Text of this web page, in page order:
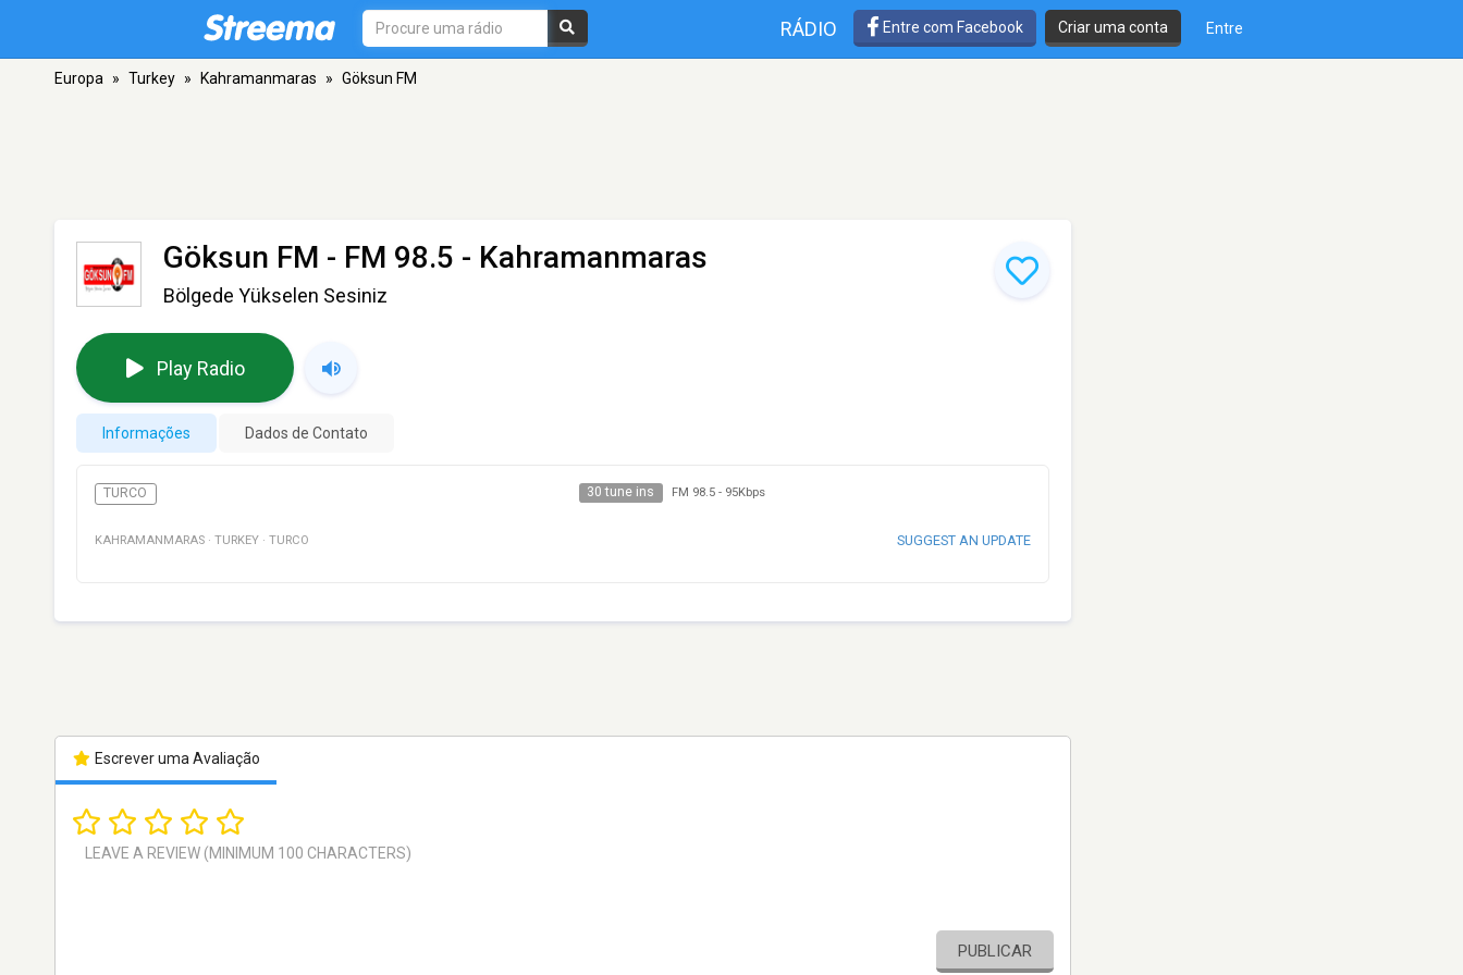
RÁDIO Entre com Facebook Criar uma conta Entre
Europa » Turkey » Kahramanmaras » Göksun FM
Göksun FM - FM 98.5 - Kahramanmaras
Bölgede Yükselen Sesiniz
Play Radio
Informações Dados de Contato
TURCO 30 tune ins FM 98.5- 95Kbps
KAHRAMANMARAS · TURKEY · TURCO SUGGEST AN UPDATE
Escrever uma Avaliação
PUBLICAR